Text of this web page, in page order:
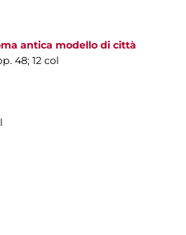
antica modello di città
48; 12 col